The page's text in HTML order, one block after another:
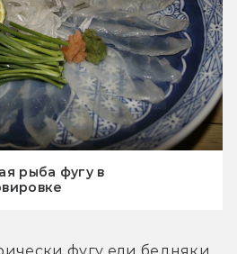
рыба фугу в